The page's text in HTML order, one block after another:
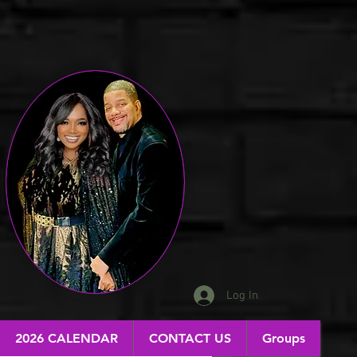
Log In
2026 CALENDAR CONTACT US Groups